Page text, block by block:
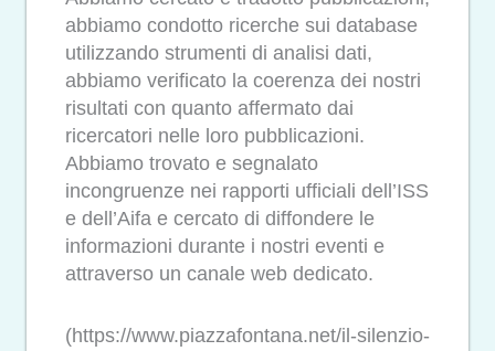
abbiamo condotto ricerche sui database
utilizzando strumenti di analisi dati,
abbiamo verificato la coerenza dei nostri
risultati con quanto affermato dai
ricercatori nelle loro pubblicazioni.
Abbiamo trovato e segnalato
incongruenze nei rapporti ufficiali dell’ISS
e dell’Aifa e cercato di diffondere le
informazioni durante i nostri eventi e
attraverso un canale web dedicato.
(https://www.piazzafontana.net/il-silenzio-